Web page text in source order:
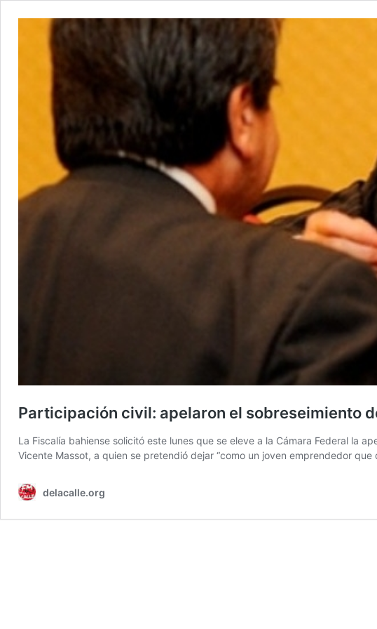
Participación civil: apelaron el sobreseimiento
La Fiscalía bahiense solicitó este lunes que se eleve a la Cámara Federal la
Vicente Massot, a quien se pretendió dejar “como un joven emprendedor
delacalle.org